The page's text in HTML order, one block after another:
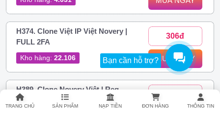
Bạn cần hỗ trợ?
TRANG CHỦ SẢN PHẨM NẠP TIỀN ĐƠN HÀNG THÔNG TIN
H374. Clone Việt IP Việt Novery |
FULL 2FA
Kho hàng: 22.106
306đ
MUA NGAY
H389. Clone Novery Việt | Reg
Phone Android